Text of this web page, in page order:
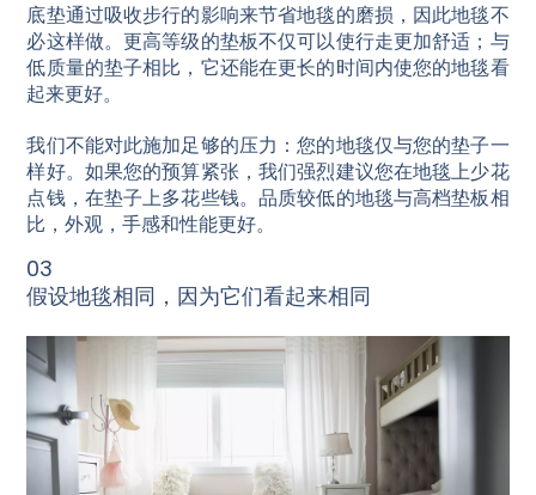
底垫通过吸收步行的影响来节省地毯的磨损，因此地毯不
必这样做。更高等级的垫板不仅可以使行走更加舒适；与
低质量的垫子相比，它还能在更长的时间内使您的地毯看
起来更好。
我们不能对此施加足够的压力：您的地毯仅与您的垫子一
样好。如果您的预算紧张，我们强烈建议您在地毯上少花
点钱，在垫子上多花些钱。品质较低的地毯与高档垫板相
比，外观，手感和性能更好。
03
假设地毯相同，因为它们看起来相同